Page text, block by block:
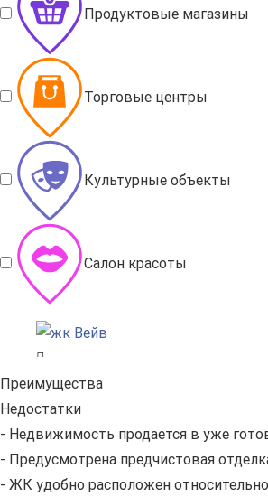
Продуктовые магазины
Торговые центры
Культурные объекты
Салон красоты
Преимущества
Недостатки
- Недвижимость продается в уже
- Предусмотрена предчистовая
- ЖК удобно расположен